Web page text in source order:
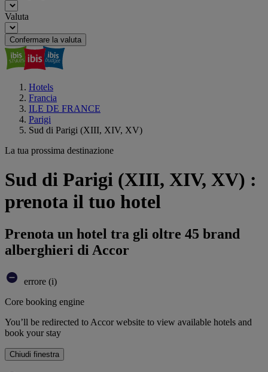
Valuta
Confermare la valuta
Hotels
Francia
ILE DE FRANCE
Parigi
Sud di Parigi (XIII, XIV, XV)
La tua prossima destinazione
Sud di Parigi (XIII, XIV, XV) :
prenota il tuo hotel
Prenota un hotel tra gli oltre 45 brand
alberghieri di Accor
errore (i)
Core booking engine
You’ll be redirected to Accor website to view available hotels and
book your stay
Chiudi finestra